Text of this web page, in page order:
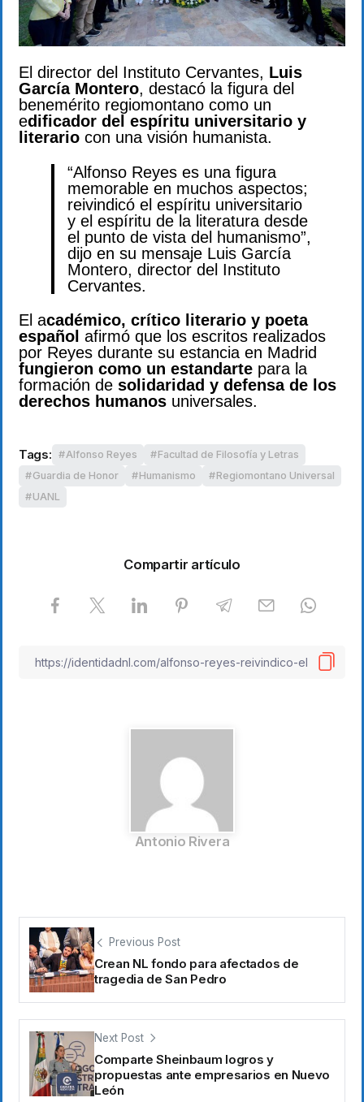
El director del Instituto Cervantes, Luis
García Montero, destacó la figura del
benemérito regiomontano como un
edificador del espíritu universitario y
literario con una visión humanista.
“Alfonso Reyes es una figura
memorable en muchos aspectos;
reivindicó el espíritu universitario
y el espíritu de la literatura desde
el punto de vista del humanismo”,
dijo en su mensaje Luis García
Montero, director del Instituto
Cervantes.
El académico, crítico literario y poeta
español afirmó que los escritos realizados
por Reyes durante su estancia en Madrid
fungieron como un estandarte para la
formación de solidaridad y defensa de los
derechos humanos universales.
Tags: Alfonso Reyes
Facultad de Filosofía y Letras
Guardia de Honor
Humanismo
Regiomontano Universal
UANL
Compartir artículo
Antonio Rivera
Previous Post
Crean NL fondo para afectados de
tragedia de San Pedro
Next Post
Comparte Sheinbaum logros y
propuestas ante empresarios en Nuevo
León